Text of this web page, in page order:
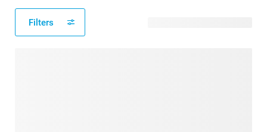
Filters